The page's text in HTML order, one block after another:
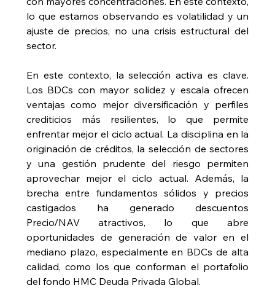
lo que estamos observando es volatilidad y un
ajuste de precios, no una crisis estructural del
sector.
En este contexto, la selección activa es clave.
Los BDCs con mayor solidez y escala ofrecen
ventajas como mejor diversificación y perfiles
crediticios más resilientes, lo que permite
enfrentar mejor el ciclo actual. La disciplina en la
originación de créditos, la selección de sectores
y una gestión prudente del riesgo permiten
aprovechar mejor el ciclo actual. Además, la
brecha entre fundamentos sólidos y precios
castigados ha generado descuentos
Precio/NAV atractivos, lo que abre
oportunidades de generación de valor en el
mediano plazo, especialmente en BDCs de alta
calidad, como los que conforman el portafolio
del fondo HMC Deuda Privada Global.